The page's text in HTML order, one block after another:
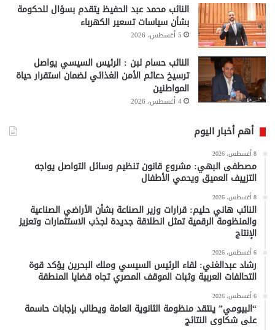
النائب محمد عبد الحفيظ يتقدم بسؤال للحكومة
بشأن سياسات تسعير الكهرباء
5 أغسطس، 2026
النائب حسام لبن : الرئيس السيسي يواصل
ترسيخ دعائم الأمن الغذائي لضمان استقرار حياة
المواطنين
4 أغسطس، 2026
أهم أخبار اليوم
8 أغسطس، 2026
مصطفى البهي: مشروع قانون تنظيم وسائل التواصل يواجه
التزييف العميق ويحمي الأطفال
8 أغسطس، 2026
النائب هاني حليم: قرارات وزير الصناعة بشأن الأراضي الصناعية
والمنظومة الرقمية تمثل انطلاقة جديدة لجذب الاستثمارات وتعزيز
الإنتاج
6 أغسطس، 2026
رشاد عبدالغني: لقاء الرئيس السيسي وملك البحرين يؤكد قوة
التحالفات العربية وثبات الموقف المصري تجاه قضايا المنطقة
6 أغسطس، 2026
“البيومي” ينتقد منظومة الثانوية العامة ويطالب بإجابات حاسمة
على شكاوى النتائج